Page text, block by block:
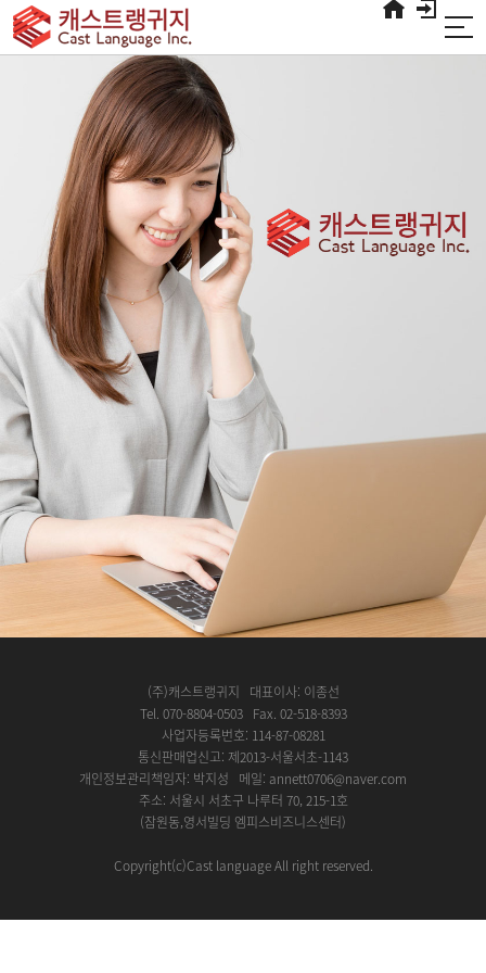
(주)캐스트랭귀지 대표이사: 이종선
Tel. 070-8804-0503 Fax. 02-518-8393
사업자등록번호: 114-87-08281
통신판매업신고: 제2013-서울서초-1143
개인정보관리책임자: 박지성 메일: annett0706@naver.com
주소: 서울시 서초구 나루터 70, 215-1호
(잠원동,영서빌딩 엠피스비즈니스센터)
Copyright(c)Cast language All right reserved.